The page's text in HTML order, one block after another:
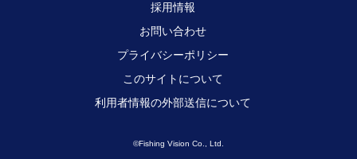
採用情報
お問い合わせ
プライバシーポリシー
このサイトについて
利用者情報の外部送信について
©Fishing Vision Co., Ltd.